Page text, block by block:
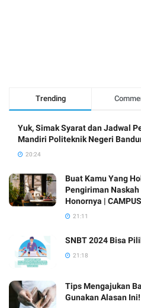
Trending
Yuk, Simak Syarat dan Jadwal
Mandiri Politeknik Negeri
20:24
Buat Kamu Yang
Pengiriman
Honornya |
21:11
SNBT 2024 Bisa
21:18
Tips Mengajukan
Gunakan Alasan Ini!